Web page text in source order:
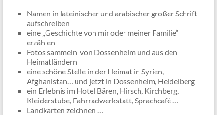
Namen in lateinischer und arabischer großer Schrift
aufschreiben
eine „Geschichte von mir oder meiner Familie“
erzählen
Fotos sammeln von Dossenheim und aus den
Heimatländern
eine schöne Stelle in der Heimat in Syrien,
Afghanistan… und jetzt in Dossenheim, Heidelberg
ein Erlebnis im Hotel Bären, Hirsch, Kirchberg,
Kleiderstube, Fahrradwerkstatt, Sprachcafé …
Landkarten zeichnen …